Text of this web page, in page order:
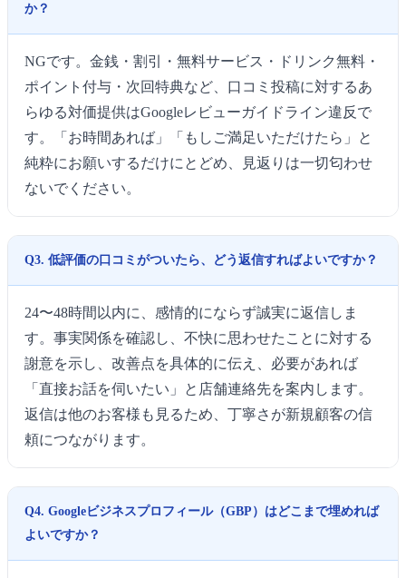
か？
NGです。金銭・割引・無料サービス・ドリンク無料・
ポイント付与・次回特典など、口コミ投稿に対するあ
らゆる対価提供はGoogleレビューガイドライン違反で
す。「お時間あれば」「もしご満足いただけたら」と
純粋にお願いするだけにとどめ、見返りは一切匂わせ
ないでください。
Q3. 低評価の口コミがついたら、どう返信すればよいですか？
24〜48時間以内に、感情的にならず誠実に返信しま
す。事実関係を確認し、不快に思わせたことに対する
謝意を示し、改善点を具体的に伝え、必要があれば
「直接お話を伺いたい」と店舗連絡先を案内します。
返信は他のお客様も見るため、丁寧さが新規顧客の信
頼につながります。
Q4. Googleビジネスプロフィール（GBP）はどこまで埋めれば
よいですか？